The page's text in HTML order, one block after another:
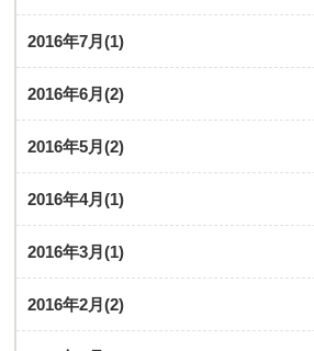
2016年7月(1)
2016年6月(2)
2016年5月(2)
2016年4月(1)
2016年3月(1)
2016年2月(2)